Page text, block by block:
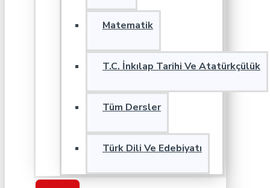
Matematik
T.C. İnkılap Tarihi Ve Atatürkçülük
Tüm Dersler
Türk Dili Ve Edebiyatı